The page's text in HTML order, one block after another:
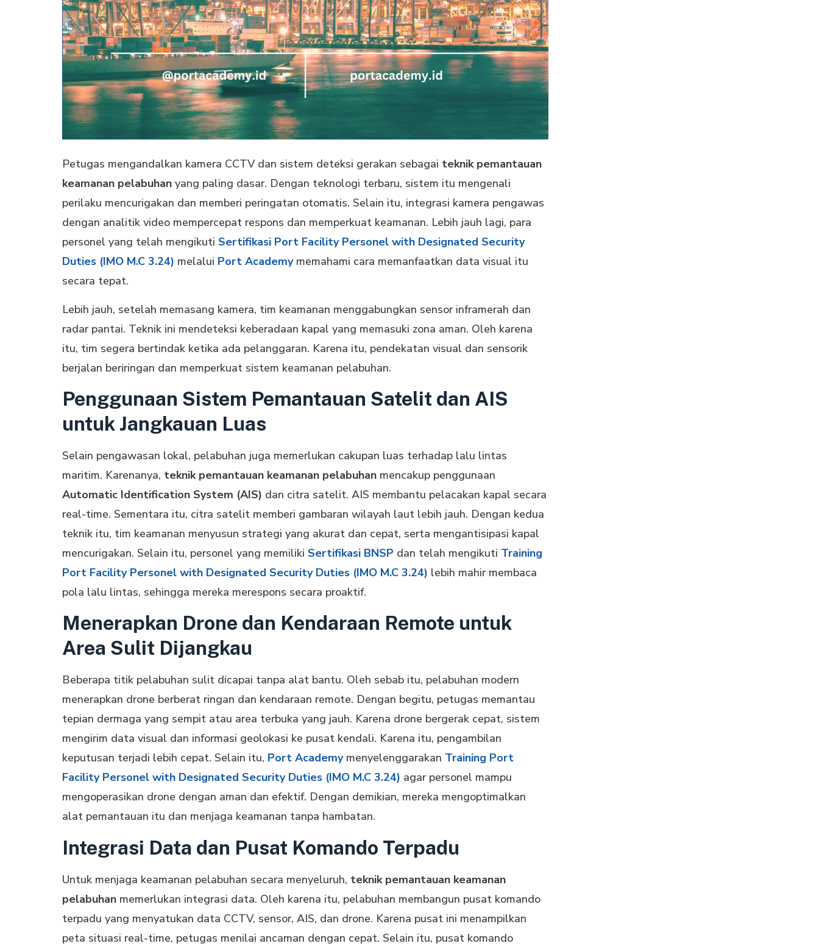
Petugas mengandalkan kamera CCTV dan sistem deteksi gerakan sebagai teknik pemantauan
keamanan pelabuhan yang paling dasar. Dengan teknologi terbaru, sistem itu mengenali
perilaku mencurigakan dan memberi peringatan otomatis. Selain itu, integrasi kamera pengawas
dengan analitik video mempercepat respons dan memperkuat keamanan. Lebih jauh lagi, para
personel yang telah mengikuti Sertifikasi Port Facility Personel with Designated Security
Duties (IMO M.C 3.24) melalui Port Academymemahami cara memanfaatkan data visual itu
secara tepat.
Lebih jauh, setelah memasang kamera, tim keamanan menggabungkan sensor inframerah dan
radar pantai. Teknik ini mendeteksi keberadaan kapal yang memasuki zona aman. Oleh karena
itu, tim segera bertindak ketika ada pelanggaran. Karena itu, pendekatan visual dan sensorik
berjalan beriringan dan memperkuat sistem keamanan pelabuhan.
Penggunaan Sistem Pemantauan Satelit dan AIS
untuk Jangkauan Luas
Selain pengawasan lokal, pelabuhan juga memerlukan cakupan luas terhadap lalu lintas
maritim. Karenanya, teknik pemantauan keamanan pelabuhan mencakup penggunaan
Automatic Identification System (AIS) dan citra satelit. AIS membantu pelacakan kapal secara
real-time. Sementara itu, citra satelit memberi gambaran wilayah laut lebih jauh. Dengan kedua
teknik itu, tim keamanan menyusun strategi yang akurat dan cepat, serta mengantisipasi kapal
mencurigakan. Selain itu, personel yang memiliki Sertifikasi BNSP dan telah mengikuti Training
Port Facility Personel with Designated Security Duties (IMO M.C 3.24) lebih mahir membaca
pola lalu lintas, sehingga mereka merespons secara proaktif.
Menerapkan Drone dan Kendaraan Remote untuk
Area Sulit Dijangkau
Beberapa titik pelabuhan sulit dicapai tanpa alat bantu. Oleh sebab itu, pelabuhan modern
menerapkan drone berberat ringan dan kendaraan remote. Dengan begitu, petugas memantau
tepian dermaga yang sempit atau area terbuka yang jauh. Karena drone bergerak cepat, sistem
mengirim data visual dan informasi geolokasi ke pusat kendali. Karena itu, pengambilan
keputusan terjadi lebih cepat. Selain itu, Port Academymenyelenggarakan Training Port
Facility Personel with Designated Security Duties (IMO M.C 3.24) agar personel mampu
mengoperasikan drone dengan aman dan efektif. Dengan demikian, mereka mengoptimalkan
alat pemantauan itu dan menjaga keamanan tanpa hambatan.
Integrasi Data dan Pusat Komando Terpadu
Untuk menjaga keamanan pelabuhan secara menyeluruh, teknik pemantauan keamanan
pelabuhan memerlukan integrasi data. Oleh karena itu, pelabuhan membangun pusat komando
terpadu yang menyatukan data CCTV, sensor, AIS, dan drone. Karena pusat ini menampilkan
peta situasi real-time, petugas menilai ancaman dengan cepat. Selain itu, pusat komando